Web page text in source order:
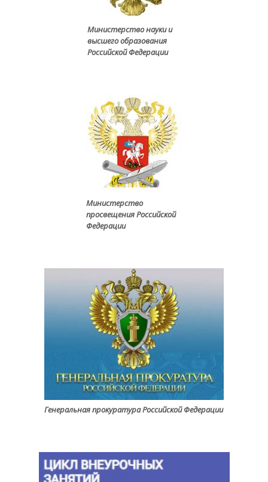
Министерство науки и
высшего образования
Российской Федерации
Министерство
просвещения Российской
Федерации
Генеральная прокуратура Российской Федерации